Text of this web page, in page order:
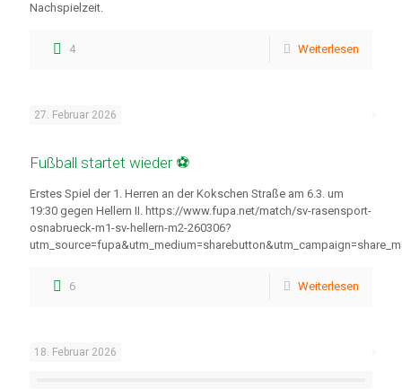
Nachspielzeit.
4 Weiterlesen
27. Februar 2026
Fußball startet wieder ⚽
Erstes Spiel der 1. Herren an der Kokschen Straße am 6.3. um
19:30 gegen Hellern II. https://www.fupa.net/match/sv-rasensport-
osnabrueck-m1-sv-hellern-m2-260306?
6 Weiterlesen
18. Februar 2026